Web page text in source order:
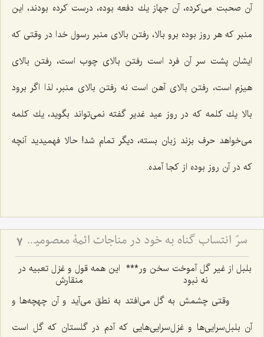
آن صحبت می‌كرده، آن جهاز یك دفعه بوده، درست كرده بودند، این
منبر كه هر روز بوده برو بالا، رفتن بالای منبر رسول خدا در وقتی كه
ایشان پشت سر آن فرد است رفتن بالای چوب است، رفتن بالای
هیزم است، رفتن بالای آهن است نه رفتن بالای منبر، لذا اگر برود
بالا یك كلمه كه در روز عید غدیر گفته نمی‌تواند بگوید، یك كلمه
می‌خواهد حرف بزند زبان بسته، دیگر تمام شد! حالا فهمیدید آنچه
كه در آن روز بوده از كجا آمده.
سرّ انتساب گناه به خود در مناجات ائمۀ معصومین علیهم السلام (2) 7
بلبل از غیر گل آموخت سخن ور
نه نبود
*** این همه قول و غزل تعبیه در
منقارش‌
وقتی چشمش به گل می‌افتد به نطق می‌آید و آن چهچه‌ها و
آن بلبل‌سرایی‌ها و غزل‌سرایی‌هایی كه آدم در گلستان كه گل است